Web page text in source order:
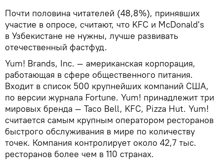
Почти половина читателей (48,8%), принявших
участие в опросе, считают, что KFC и McDonald's
в Узбекистане не нужны, лучше развивать
отечественный фастфуд.
Yum! Brands, Inc. — американская корпорация,
работающая в сфере общественного питания.
Входит в список 500 крупнейших компаний США,
по версии журнала Fortune. Yum! принадлежит три
мировых бренда — Taco Bell, KFC, Pizza Hut. Yum!
считается самым крупным оператором ресторанов
быстрого обслуживания в мире по количеству
точек. Компания контролирует около 42,7 тыс.
ресторанов более чем в 110 странах.